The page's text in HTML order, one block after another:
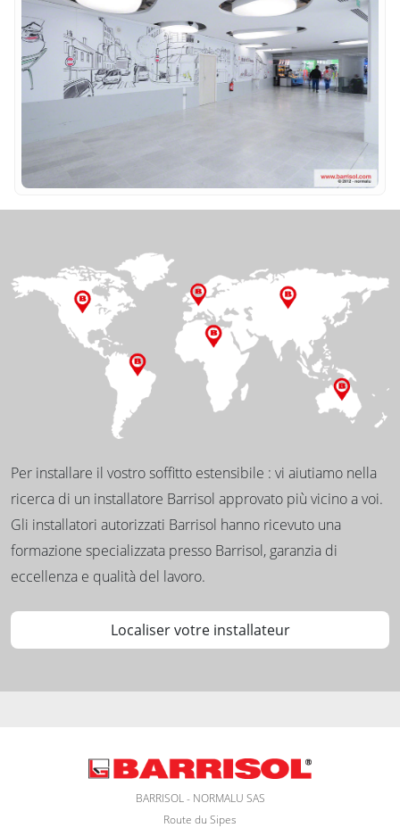
Per installare il vostro soffitto estensibile : vi aiutiamo nella
ricerca di un installatore Barrisol approvato più vicino a voi.
Gli installatori autorizzati Barrisol hanno ricevuto una
formazione specializzata presso Barrisol, garanzia di
eccellenza e qualità del lavoro.
Localiser votre installateur
BARRISOL - NORMALU SAS
Route du Sipes